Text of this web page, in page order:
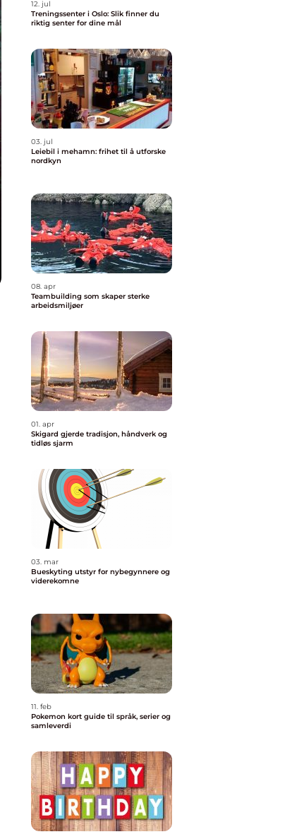
12. jul
Treningssenter i Oslo: Slik finner du
riktig senter for dine mål
03. jul
Leiebil i mehamn: frihet til å utforske
nordkyn
08. apr
Teambuilding som skaper sterke
arbeidsmiljøer
01. apr
Skigard gjerde tradisjon, håndverk og
tidløs sjarm
03. mar
Bueskyting utstyr for nybegynnere og
viderekomne
11. feb
Pokemon kort guide til språk, serier og
samleverdi